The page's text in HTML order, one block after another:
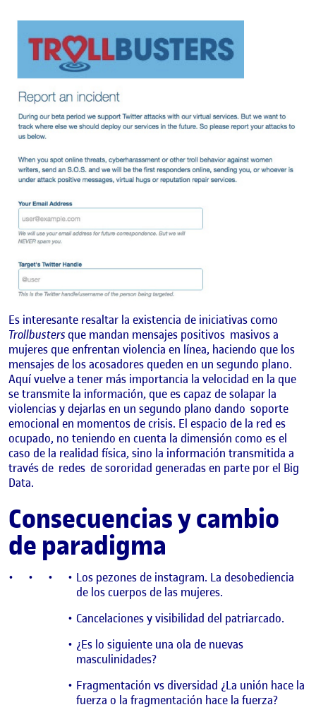
Es interesante resaltar la existencia de iniciativas como
Trollbusters que mandan mensajes positivos masivos a
mujeres que enfrentan violencia en línea, haciendo que los
mensajes de los acosadores queden en un segundo plano.
Aquí vuelve a tener más importancia la velocidad en la que
se transmite la información, que es capaz de solapar la
violencias y dejarlas en un segundo plano dando soporte
emocional en momentos de crisis. El espacio de la red es
ocupado, no teniendo en cuenta la dimensión como es el
caso de la realidad física, sino la información transmitida a
través de redes de sororidad generadas en parte por el Big
Data.
Consecuencias y cambio
de paradigma
Los pezones de instagram. La desobediencia
de los cuerpos de las mujeres.
Cancelaciones y visibilidad del patriarcado.
¿Es lo siguiente una ola de nuevas
masculinidades?
Fragmentación vs diversidad ¿La unión hace la
fuerza o la fragmentación hace la fuerza?